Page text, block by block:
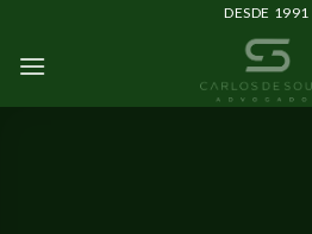
DESDE 1991